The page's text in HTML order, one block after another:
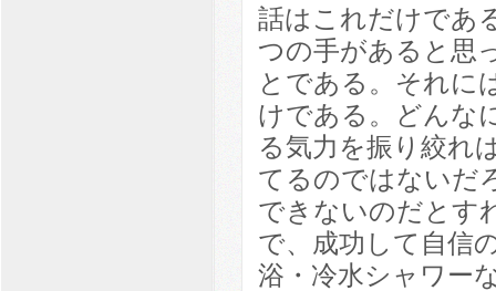
話はこれだけであ
つの手があると思
とである。それに
けである。どんな
る気力を振り絞れ
てるのではないだ
できないのだとす
で、成功して自信
浴・冷水シャワー